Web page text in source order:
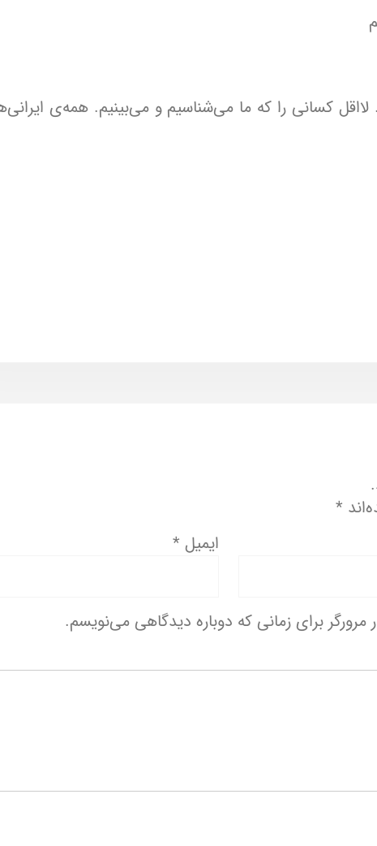
کسانی را که ما می‌شناسیم و می‌بینیم. همه‌ی
*
ایمیل *
برای زمانی که دوباره دیدگاهی می‌نویسم.